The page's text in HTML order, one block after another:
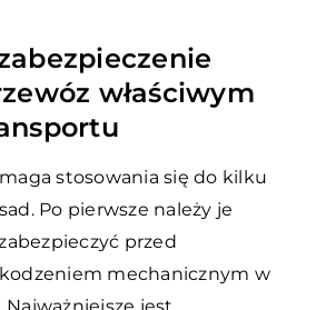
właściwym
stosowania się do kilku
Po pierwsze należy je
przed
mechanicznym w
jest